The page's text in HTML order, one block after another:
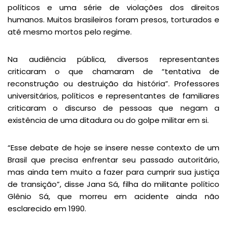
políticos e uma série de violações dos direitos
humanos. Muitos brasileiros foram presos, torturados e
até mesmo mortos pelo regime.
Na audiência pública, diversos representantes
criticaram o que chamaram de “tentativa de
reconstrução ou destruição da história”. Professores
universitários, políticos e representantes de familiares
criticaram o discurso de pessoas que negam a
existência de uma ditadura ou do golpe militar em si.
“Esse debate de hoje se insere nesse contexto de um
Brasil que precisa enfrentar seu passado autoritário,
mas ainda tem muito a fazer para cumprir sua justiça
de transição”, disse Jana Sá, filha do militante político
Glênio Sá, que morreu em acidente ainda não
esclarecido em 1990.